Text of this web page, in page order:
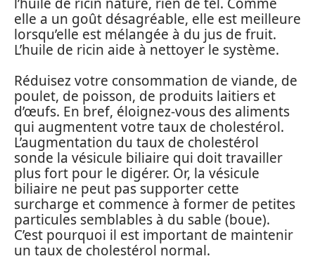
elle a un goût désagréable, elle est meilleure
lorsqu’elle est mélangée à du jus de fruit.
L’huile de ricin aide à nettoyer le système.
Réduisez votre consommation de viande, de
poulet, de poisson, de produits laitiers et
d’œufs. En bref, éloignez-vous des aliments
qui augmentent votre taux de cholestérol.
L’augmentation du taux de cholestérol
sonde la vésicule biliaire qui doit travailler
plus fort pour le digérer. Or, la vésicule
biliaire ne peut pas supporter cette
surcharge et commence à former de petites
particules semblables à du sable (boue).
C’est pourquoi il est important de maintenir
un taux de cholestérol normal.